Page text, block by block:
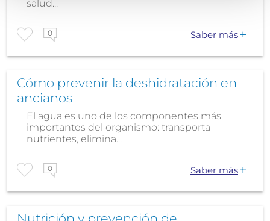
salud...
0 Saber más
Cómo prevenir la deshidratación en
ancianos
El agua es uno de los componentes más
importantes del organismo: transporta
nutrientes, elimina...
0 Saber más